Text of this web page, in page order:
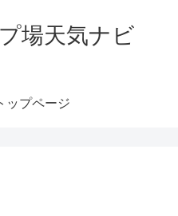
場天気ナビ
ップページ